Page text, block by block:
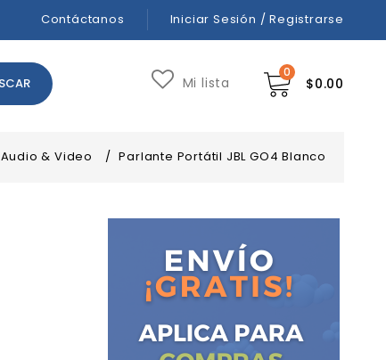
Contáctanos Iniciar Sesión / Registrarse
0
$0.00
Mi lista
Audio & Video / Parlante Portátil JBL GO4 Blanco